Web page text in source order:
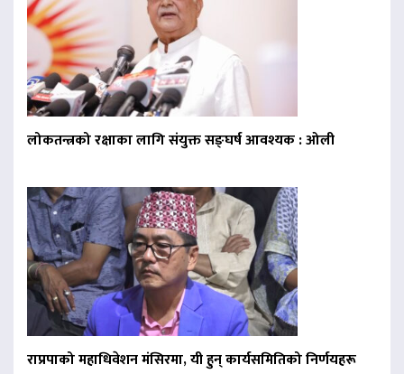
लोकतन्त्रको रक्षाका लागि संयुक्त सङ्घर्ष आवश्यक : ओली
राप्रपाको महाधिवेशन मंसिरमा, यी हुन् कार्यसमितिको निर्णयहरू